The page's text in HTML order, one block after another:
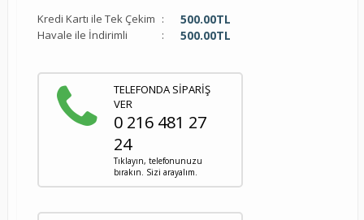
Kredi Kartı ile Tek Çekim : 500.00TL
Havale ile İndirimli : 500.00TL
TELEFONDA SİPARİŞ
VER
0 216 481 27
24
Tıklayın, telefonunuzu
bırakın. Sizi arayalım.